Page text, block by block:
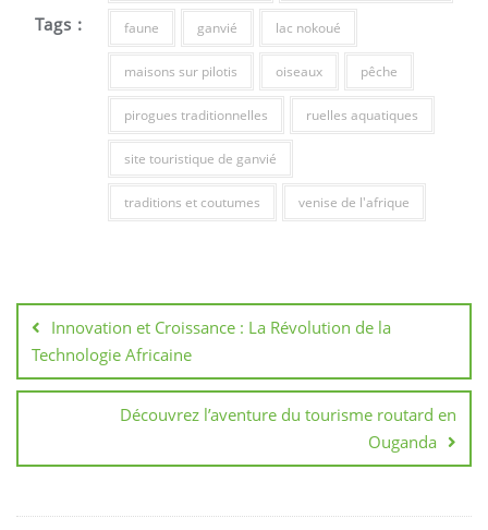
Tags : faune ganvié lac nokoué
maisons sur pilotis oiseaux pêche
pirogues traditionnelles ruelles aquatiques
site touristique de ganvié
traditions et coutumes venise de l'afrique
de
l’article
Innovation et Croissance : La Révolution de la
Technologie Africaine
Découvrez l’aventure du tourisme routard en
Ouganda